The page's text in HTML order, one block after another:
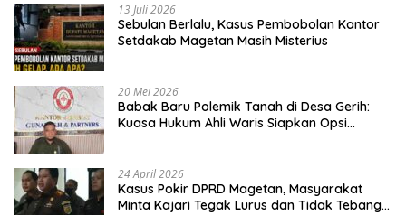
13 Juli 2026
Sebulan Berlalu, Kasus Pembobolan Kantor
Setdakab Magetan Masih Misterius
20 Mei 2026
Babak Baru Polemik Tanah di Desa Gerih:
Kuasa Hukum Ahli Waris Siapkan Opsi
24 April 2026
Kasus Pokir DPRD Magetan, Masyarakat
Minta Kajari Tegak Lurus dan Tidak Tebang